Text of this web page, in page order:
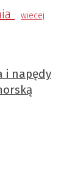
wiecej
i napędy